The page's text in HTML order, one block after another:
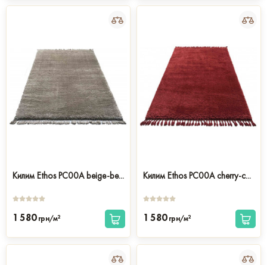
Килим Ethos PC00A beige-be...
1 580 грн/м2
Килим Ethos PC00A cherry-c...
1 580 грн/м2